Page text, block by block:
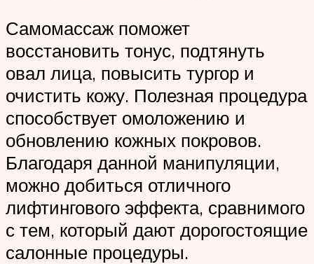
Самомассаж поможет
восстановить тонус, подтянуть
овал лица, повысить тургор и
очистить кожу. Полезная процедура
способствует омоложению и
обновлению кожных покровов.
Благодаря данной манипуляции,
можно добиться отличного
лифтингового эффекта, сравнимого
с тем, который дают дорогостоящие
салонные процедуры.